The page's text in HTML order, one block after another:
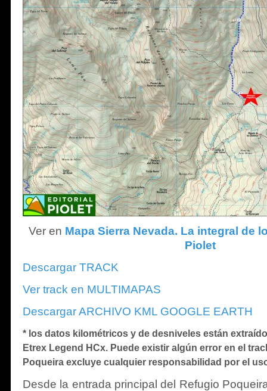
Ver en Mapa Sierra Nevada. La integral de
Piolet
Descargar TRACK
Ver track en MULTIMAPAS
Descargar ARCHIVO KML GOOGLE EARTH
* los datos kilométricos y de desniveles están
Etrex Legend HCx. Puede existir algún error en el
Poqueira excluye cualquier responsabilidad por el
Desde la entrada principal del Refugio